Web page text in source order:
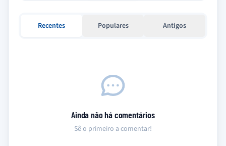
Recentes Populares Antigos
Ainda não há comentários
Sê o primeiro a comentar!